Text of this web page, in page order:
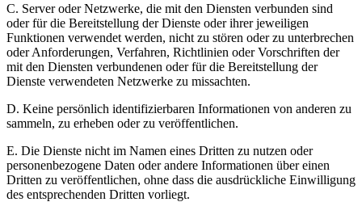
C. Server oder Netzwerke, die mit den Diensten verbunden sind
oder für die Bereitstellung der Dienste oder ihrer jeweiligen
Funktionen verwendet werden, nicht zu stören oder zu unterbrechen
oder Anforderungen, Verfahren, Richtlinien oder Vorschriften der
mit den Diensten verbundenen oder für die Bereitstellung der
Dienste verwendeten Netzwerke zu missachten.
D. Keine persönlich identifizierbaren Informationen von anderen zu
sammeln, zu erheben oder zu veröffentlichen.
E. Die Dienste nicht im Namen eines Dritten zu nutzen oder
personenbezogene Daten oder andere Informationen über einen
Dritten zu veröffentlichen, ohne dass die ausdrückliche Einwilligung
des entsprechenden Dritten vorliegt.